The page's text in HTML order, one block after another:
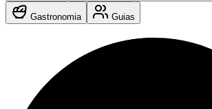
Gastronomia Guias